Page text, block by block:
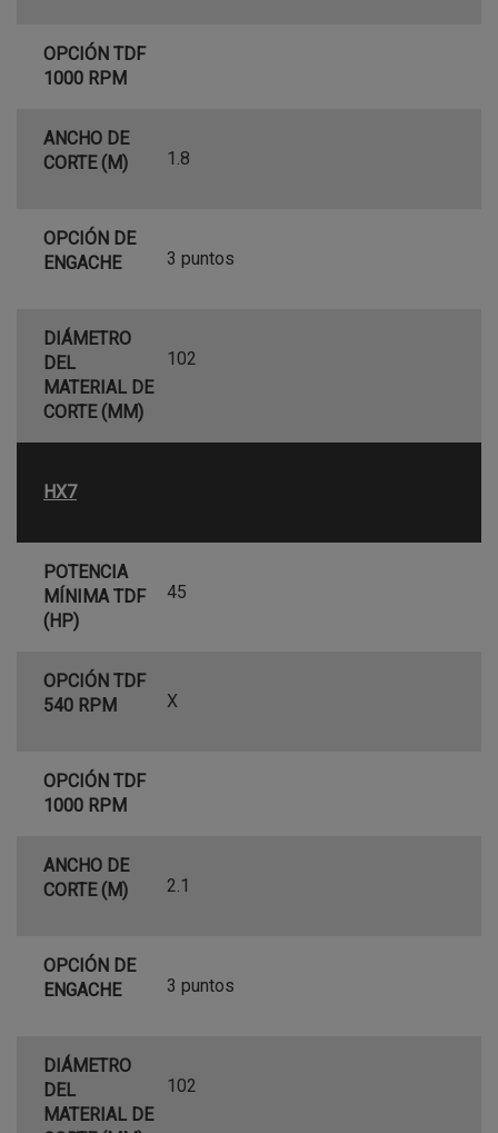
OPCIÓN TDF
1000 RPM
ANCHO DE
CORTE (M)
1.8
OPCIÓN DE
ENGACHE
3 puntos
DIÁMETRO
DEL
MATERIAL DE
CORTE (MM)
102
HX7
POTENCIA
MÍNIMA TDF
(HP)
45
OPCIÓN TDF
540 RPM
X
OPCIÓN TDF
1000 RPM
ANCHO DE
CORTE (M)
2.1
OPCIÓN DE
ENGACHE
3 puntos
DIÁMETRO
DEL
MATERIAL DE
102